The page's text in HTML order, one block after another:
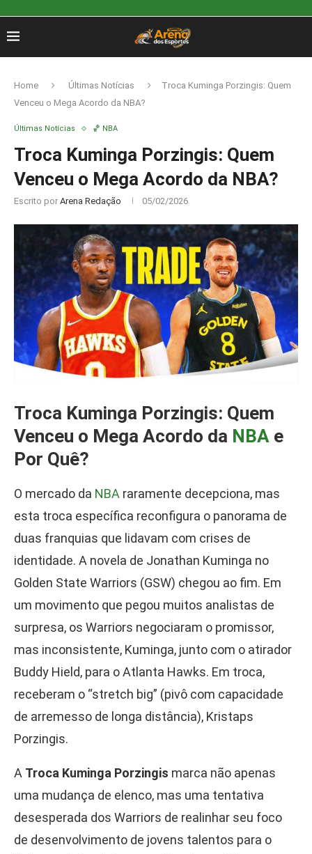
Home Últimas Notícias
Troca Kuminga Porzingis: Quem
Venceu o Mega Acordo da NBA?
Últimas Notícias 🏀 NBA
Troca Kuminga Porzingis: Quem
Venceu o Mega Acordo da NBA?
Escrito por Arena Redação 05/02/2026
Troca Kuminga Porzingis: Quem
Venceu o Mega Acordo da NBA e
Por Quê?
O mercado da NBA raramente decepciona, mas
esta troca específica reconfigura o panorama de
duas franquias que lidavam com crises de
identidade. A novela de Jonathan Kuminga no
Golden State Warriors (GSW) chegou ao fim. Em
um movimento que pegou muitos analistas de
surpresa, os Warriors negociaram o promissor,
mas inconsistente, Kuminga, junto com o atirador
Buddy Hield, para o Atlanta Hawks. Em troca,
receberam o “stretch big” (pivô com capacidade
de arremesso de longa distância), Kristaps
Porzingis.
A Troca Kuminga Porzingis marca não apenas
uma mudança de elenco, mas uma tentativa
desesperada dos Warriors de realinhar seu foco
de desenvolvimento de jovens talentos para o